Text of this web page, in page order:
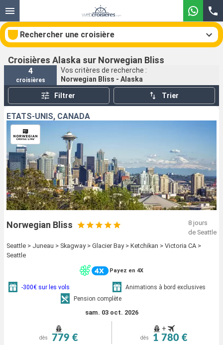
Rechercher une croisière
Nos destinations
Mois de départ
Ports
Rechercher
Croisières Alaska sur Norwegian Bliss
4
croisières
Vos critères de recherche :
Norwegian Bliss - Alaska
Filtrer Trier
ÉTATS-UNIS, CANADA
Norwegian Bliss
8 jours
de Seattle
Seattle > Juneau > Skagway > Glacier Bay > Ketchikan > Victoria CA >
Seattle
Payez en 4X
-300€ sur les vols
Animations à bord exclusives
Pension complète
sam. 03 oct. 2026
dès 779 €
+
dès 1 780 €